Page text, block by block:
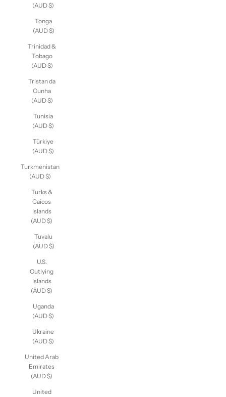
(AUD $)
Tonga
(AUD $)
Trinidad &
Tobago
(AUD $)
Tristan da
Cunha
(AUD $)
Tunisia
(AUD $)
Türkiye
(AUD $)
Turkmenistan
(AUD $)
Turks &
Caicos
Islands
(AUD $)
Tuvalu
(AUD $)
U.S.
Outlying
Islands
(AUD $)
Uganda
(AUD $)
Ukraine
(AUD $)
United Arab
Emirates
(AUD $)
United